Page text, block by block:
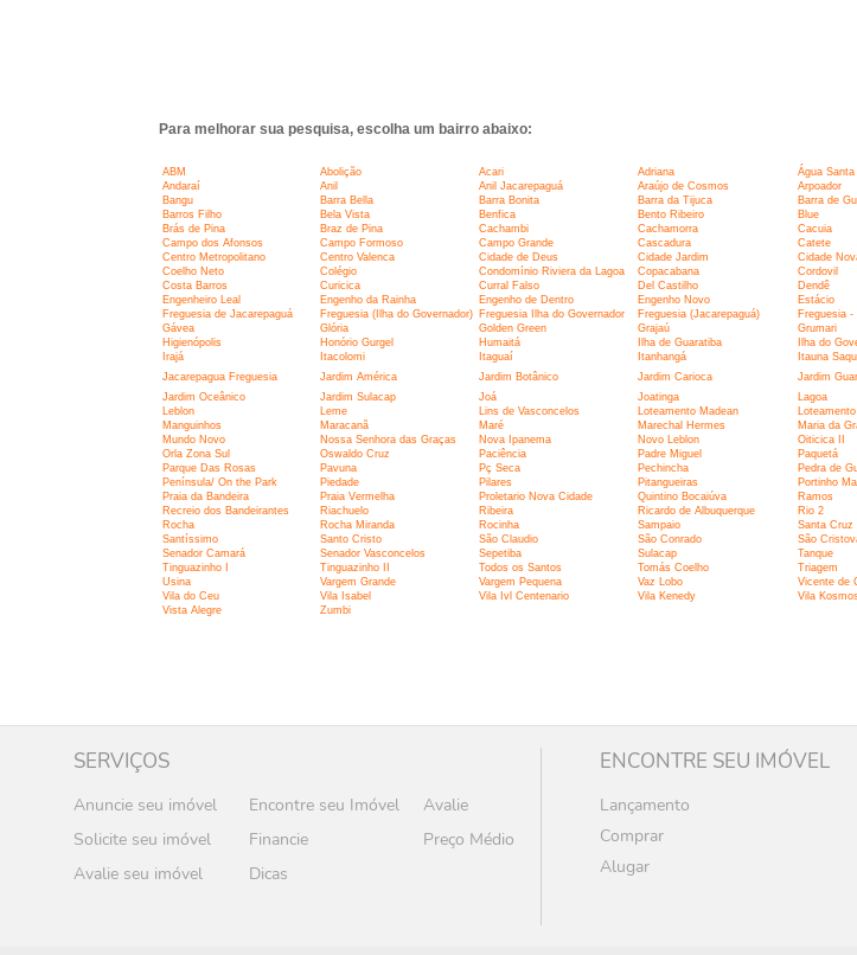
Para melhorar sua pesquisa, escolha um bairro abaixo:
ABM Abolição Acari Adriana Água Santa
Andaraí
Anil Anil Jacarepaguá Araújo de Cosmos Arpoador
Bangu
Barra Bella Barra Bonita Barra da Tijuca Barra de
Barros Filho
Bela Vista Benfica Bento Ribeiro Blue
Brás de Pina
Braz de Pina Cachambi Cachamorra Cacuia
Campo dos Afonsos
Campo Formoso Campo Grande Cascadura Catete
Centro Metropolitano
Centro Valenca Cidade de Deus Cidade Jardim Cidade
Coelho Neto
Colégio Condomínio Riviera da Lagoa Copacabana Cordovil
Costa Barros
Curicica Curral Falso Del Castilho Dendê
Engenheiro Leal
Engenho da Rainha Engenho de Dentro Engenho Novo Estácio
Freguesia de Jacarepaguá
Freguesia (Ilha do Governador) Freguesia Ilha do Governador Freguesia (Jacarepaguá) Freguesia -
Gávea
Glória Golden Green Grajaú Grumari
Higienópolis
Honório Gurgel Humaitá Ilha de Guaratiba Ilha do
Irajá
Itacolomi Itaguaí Itanhangá Itauna
Jacarepagua Freguesia
Jardim América Jardim Botânico Jardim Carioca Jardim
Jardim Oceânico
Jardim Sulacap Joá Joatinga Lagoa
Leblon
Leme Lins de Vasconcelos Loteamento Madean
Manguinhos
Maracanã Maré Marechal Hermes Maria da
Mundo Novo
Nossa Senhora das Graças Nova Ipanema Novo Leblon Oiticica II
Orla Zona Sul
Oswaldo Cruz Paciência Padre Miguel Paquetá
Parque Das Rosas
Pavuna Pç Seca Pechincha Pedra de
Península/ On the Park
Piedade Pilares Pitangueiras Portinho
Praia da Bandeira
Praia Vermelha Proletario Nova Cidade Quintino Bocaiúva Ramos
Recreio dos Bandeirantes
Riachuelo Ribeira Ricardo de Albuquerque Rio 2
Rocha
Rocha Miranda Rocinha Sampaio Santa Cruz
Santíssimo
Santo Cristo São Claudio São Conrado São
Senador Camará
Senador Vasconcelos Sepetiba Sulacap Tanque
Tinguazinho I
Tinguazinho II Todos os Santos Tomás Coelho Triagem
Usina
Vargem Grande Vargem Pequena Vaz Lobo Vicente de
Vila do Ceu
Vila Isabel Vila Ivl Centenario Vila Kenedy Vila
Vista Alegre
Zumbi
SERVIÇOS
Anuncie seu imóvel Encontre seu Imóvel
Avalie
Solicite seu imóvel
Financie
Preço Médio
Avalie seu imóvel
Dicas
ENCONTRE SEU IMÓVEL
Lançamento
Comprar
Alugar